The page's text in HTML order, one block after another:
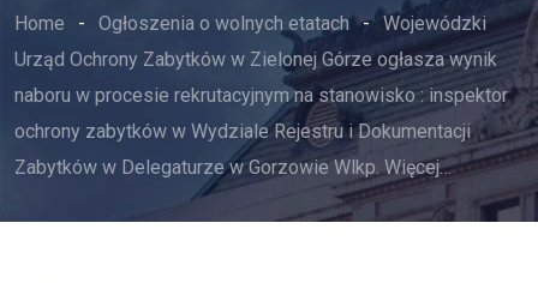
Home Ogłoszenia o wolnych etatach
Wojewódzki
Urząd Ochrony Zabytków w Zielonej Górze ogłasza wynik
naboru w procesie rekrutacyjnym na stanowisko : inspektor
ochrony zabytków w Wydziale Rejestru i Dokumentacji
Zabytków w Delegaturze w Gorzowie Wlkp. Więcej…